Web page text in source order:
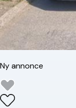
Ny annonce